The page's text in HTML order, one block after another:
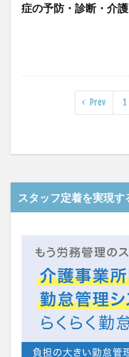
症の予防・診断・介護
Prev 1
スタッフ定着を実現す
ケアデータコネクト
シフト表
スケッター
ス
ibuki
ICT
アクリーティブ
アンガーマネジメン
いろはにかいご
エムズ落合
お